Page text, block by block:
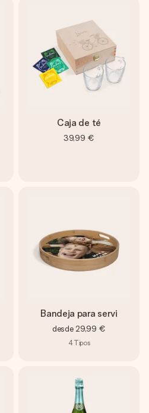
Caja de té
39,99 €
Bandeja para servi
desde 29,99 €
4Tipos